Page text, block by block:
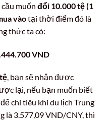
muốn đổi 10.000 tệ (1
vàotại thời điểm đó là
thức ta có:
VND
, bạn sẽ nhận được
lại, nếu bạn muốn biết
để chi tiêu khi du lịch Trung
là 3.577,09 VND/CNY, thì